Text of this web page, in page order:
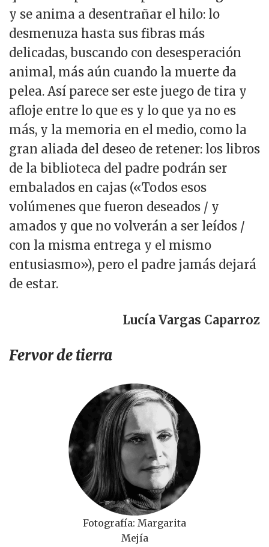
y se anima a desentrañar el hilo: lo
desmenuza hasta sus fibras más
delicadas, buscando con desesperación
animal, más aún cuando la muerte da
pelea. Así parece ser este juego de tira y
afloje entre lo que es y lo que ya no es
más, y la memoria en el medio, como la
gran aliada del deseo de retener: los libros
de la biblioteca del padre podrán ser
embalados en cajas («Todos esos
volúmenes que fueron deseados / y
amados y que no volverán a ser leídos /
con la misma entrega y el mismo
entusiasmo»), pero el padre jamás dejará
de estar.
Lucía Vargas Caparroz
Fervor de tierra
Fotografía: Margarita
Mejía